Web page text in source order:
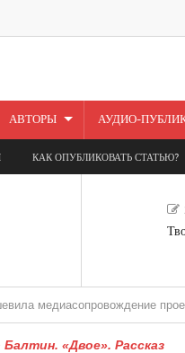
АВТОРЫ АУДИО-
КАК ОПУБЛИКОВАТЬ СТАТЬЮ?
проектов
Балтин. «Двое». Рассказ